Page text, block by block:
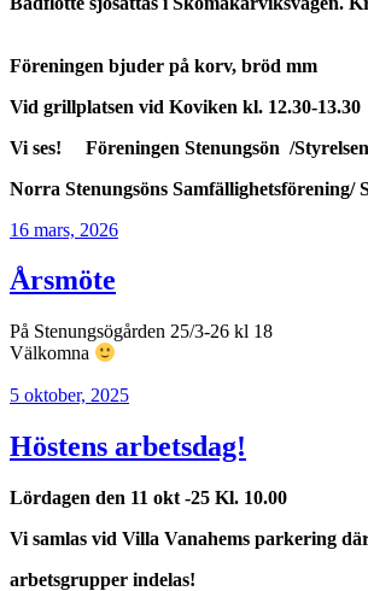
Föreningen bjuder på korv, bröd mm
Vid grillplatsen vid Koviken kl. 12.30-13.30
Vi ses! Föreningen Stenungsön /Styrelsen
Norra Stenungsöns Samfällighetsförening/
Publicerat
16 mars, 2026
Årsmöte
På Stenungsögården 25/3-26 kl 18
Välkomna
Publicerat
5 oktober, 2025
Höstens arbetsdag!
Lördagen den 11 okt -25 Kl. 10.00
Vi samlas vid Villa Vanahems parkering
arbetsgrupper indelas!